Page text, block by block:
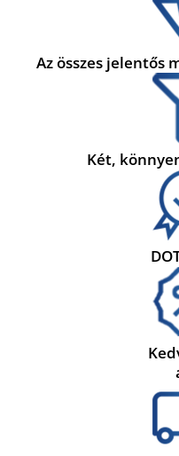
Az összes jelentős
Két,